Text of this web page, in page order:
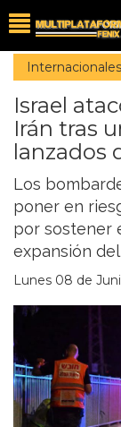
Internacionales
Israel
Irán tras
lanzados
Los
poner en
por sostener
expansión
Lunes 08 de